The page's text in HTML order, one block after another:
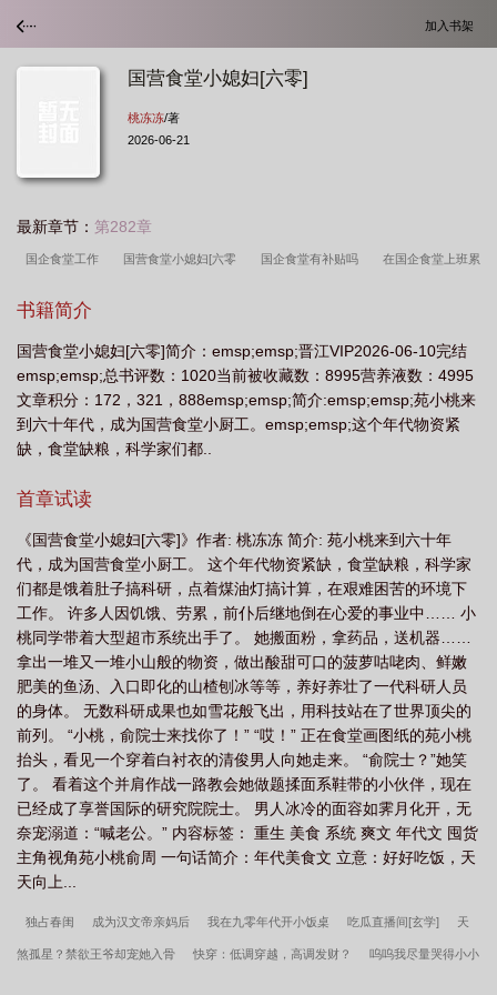
加入书架
国营食堂小媳妇[六零]
桃冻冻/著
2026-06-21
最新章节： 第282章
国企食堂工作 国营食堂小媳妇[六零 国企食堂有补贴吗 在国企食堂上班累
书籍简介
国营食堂小媳妇[六零]简介：emsp;emsp;晋江VIP2026-06-10完结
emsp;emsp;总书评数：1020当前被收藏数：8995营养液数：4995
文章积分：172，321，888emsp;emsp;简介:emsp;emsp;苑小桃来
到六十年代，成为国营食堂小厨工。emsp;emsp;这个年代物资紧
缺，食堂缺粮，科学家们都..
首章试读
《国营食堂小媳妇[六零]》作者: 桃冻冻 简介: 苑小桃来到六十年
代，成为国营食堂小厨工。 这个年代物资紧缺，食堂缺粮，科学家
们都是饿着肚子搞科研，点着煤油灯搞计算，在艰难困苦的环境下
工作。 许多人因饥饿、劳累，前仆后继地倒在心爱的事业中…… 小
桃同学带着大型超市系统出手了。 她搬面粉，拿药品，送机器……
拿出一堆又一堆小山般的物资，做出酸甜可口的菠萝咕咾肉、鲜嫩
肥美的鱼汤、入口即化的山楂刨冰等等，养好养壮了一代科研人员
的身体。 无数科研成果也如雪花般飞出，用科技站在了世界顶尖的
前列。 “小桃，俞院士来找你了！” “哎！” 正在食堂画图纸的苑小桃
抬头，看见一个穿着白衬衣的清俊男人向她走来。 “俞院士？”她笑
了。 看着这个并肩作战一路教会她做题揉面系鞋带的小伙伴，现在
已经成了享誉国际的研究院院士。 男人冰冷的面容如霁月化开，无
奈宠溺道：“喊老公。” 内容标签： 重生 美食 系统 爽文 年代文 囤货
主角视角苑小桃俞周 一句话简介：年代美食文 立意：好好吃饭，天
天向上...
独占春闺 成为汉文帝亲妈后 我在九零年代开小饭桌 吃瓜直播间[玄学] 天
煞孤星？禁欲王爷却宠她入骨 快穿：低调穿越，高调发财？ 呜呜我尽量哭得小小